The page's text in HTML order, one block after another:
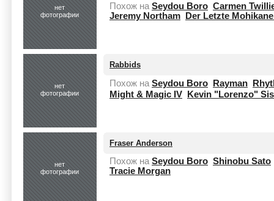
нет
фотографии
Похож на Seydou Boro Carmen
Jeremy Northam
Der Letzte
нет
фотографии
Rabbids
Похож на Seydou Boro Rayman
Might & Magic IV
Kevin "Lorenzo"
нет
фотографии
Fraser Anderson
Похож на Seydou Boro Shinobu Sato
Tracie Morgan